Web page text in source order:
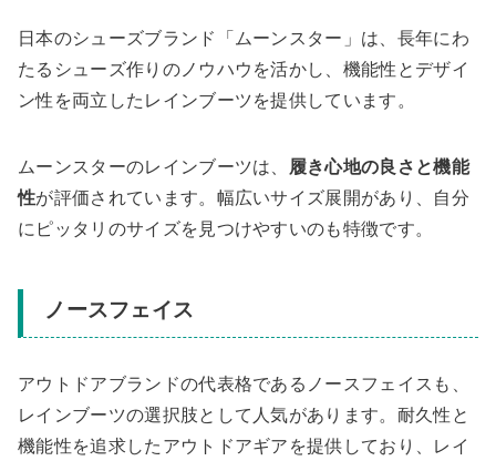
日本のシューズブランド「ムーンスター」は、長年にわ
たるシューズ作りのノウハウを活かし、機能性とデザイ
ン性を両立したレインブーツを提供しています。
ムーンスターのレインブーツは、
履き心地の良さと機能
性が評価されています。幅広いサイズ展開があり、自分
にピッタリのサイズを見つけやすいのも特徴です。
ノースフェイス
アウトドアブランドの代表格であるノースフェイスも、
レインブーツの選択肢として人気があります。耐久性と
機能性を追求したアウトドアギアを提供しており、レイ